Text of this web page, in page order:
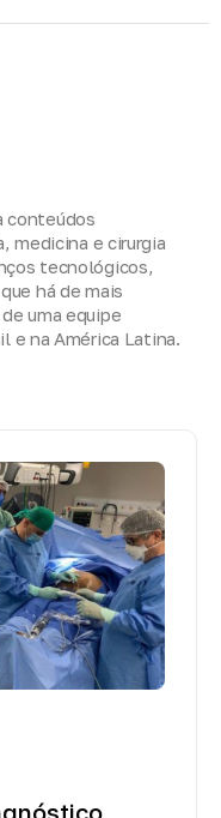
conteúdos
medicina e cirurgia
tecnológicos,
há de mais
uma equipe
e na América Latina.